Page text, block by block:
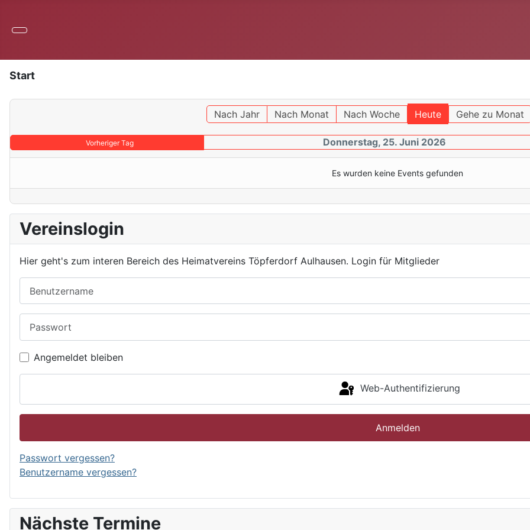
Start
Nach Jahr Nach Monat Nach Woche Heute Gehe zu Monat
Vorheriger Tag Donnerstag, 25. Juni 2026
Es wurden keine Events gefunden
Vereinslogin
Hier geht's zum interen Bereich des Heimatvereins Töpferdorf Aulhausen. Login für Mitglieder
Angemeldet bleiben
Web-Authentifizierung
Anmelden
Passwort vergessen?
Benutzername vergessen?
Nächste Termine